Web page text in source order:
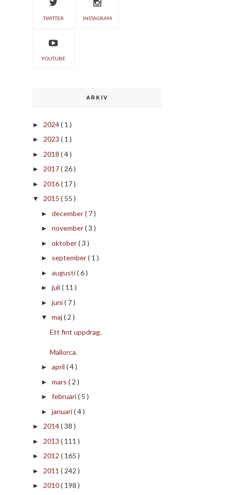
TWITTER INSTAGRAM
YOUTUBE
ARKIV
► 2024( 1 )
► 2023 ( 1 )
► 2018 ( 4 )
► 2017( 26 )
► 2016( 17 )
▼ 2015 ( 55 )
► december( 7 )
► november( 3 )
► oktober( 3 )
► september( 1 )
► augusti( 6 )
► juli( 11 )
► juni( 7 )
▼ maj( 2 )
Ett fint uppdrag.
Mallorca.
► april ( 4 )
► mars ( 2 )
► februari( 5 )
► januari( 4 )
► 2014( 38 )
► 2013 ( 111 )
► 2012 ( 165 )
► 2011 ( 242 )
► 2010( 198 )